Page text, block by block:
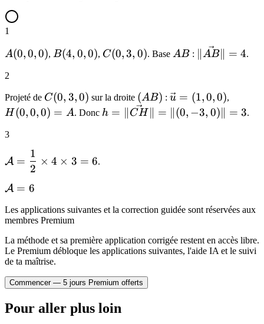
1
A(0,0,0)
A(0,0, 0), B(4,0,0)
B(4, 0,0), C(0,3,0)
C(0, 3, 0). Base AB
AB: \|\vec{AB}\|
∥AB∥ = 4.
2
Projeté de C(0,3,0)
C(0, 3,0) sur la droite (AB)
(AB) : \vec{u}=
(1,0,0)
u = (1,0,0),
H (0,0,0) = A. Donc h =
h = ∥ CH ∥ = ∥(0, −3, 0)∥ = 3.
3
\mathcal{A}
= \dfrac{1}
{2}\times
4\times 3 =
6
A =
2
1
× 4 × 3 = 6.
\mathcal{A}
A = 6
Les applications suivantes et la correction guidée sont réservées aux
membres Premium
La méthode et sa première application corrigée restent en accès libre.
Le Premium débloque les applications suivantes, l'aide IA et le suivi
de ta maîtrise.
Commencer — 5 jours Premium offerts
Pour aller plus loin